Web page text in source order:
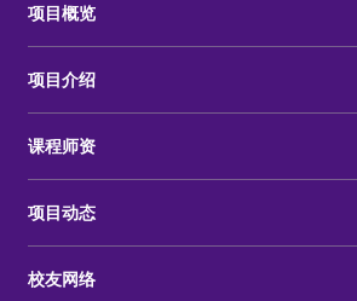
项目概览
项目介绍
课程师资
项目动态
校友网络